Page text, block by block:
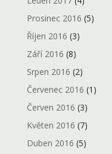
Prosinec 2016 (5)
Říjen 2016 (3)
Září 2016 (8)
Srpen 2016 (2)
Červenec 2016 (1)
Červen 2016 (3)
Květen 2016 (7)
Duben 2016 (5)